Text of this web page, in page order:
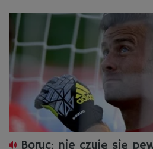
Boruc: nie czuję się